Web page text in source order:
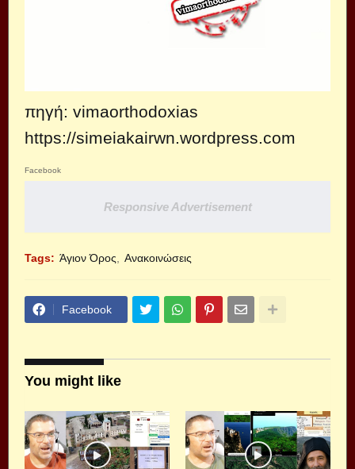
πηγή: vimaorthodoxias
https://simeiakairwn.wordpress.com
Facebook
Responsive Advertisement
Tags: Άγιον Όρος Ανακοινώσεις
Facebook
You might like